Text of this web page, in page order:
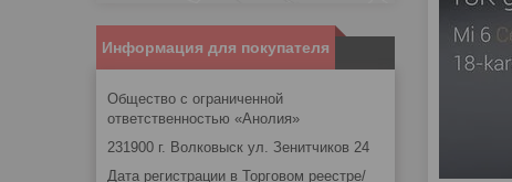
Информация для покупателя
Общество с ограниченной
ответственностью «Анолия»
231900 г. Волковыск ул. Зенитчиков 24
Дата регистрации в Торговом реестре/